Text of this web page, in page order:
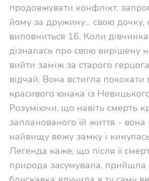
продовжувати конфлікт,
йому за дружину… свою дочку,
виповниться 16. Коли дівчинка
дізналась про свою вирішену
вийти заміж за старого
відчай. Вона встигла покохати
красивого юнака із
Розуміючи, що навіть смерть
запланованого їй життя - вона
найвищу вежу замку і
Легенда каже, що після її
природа засумувала, прийшла